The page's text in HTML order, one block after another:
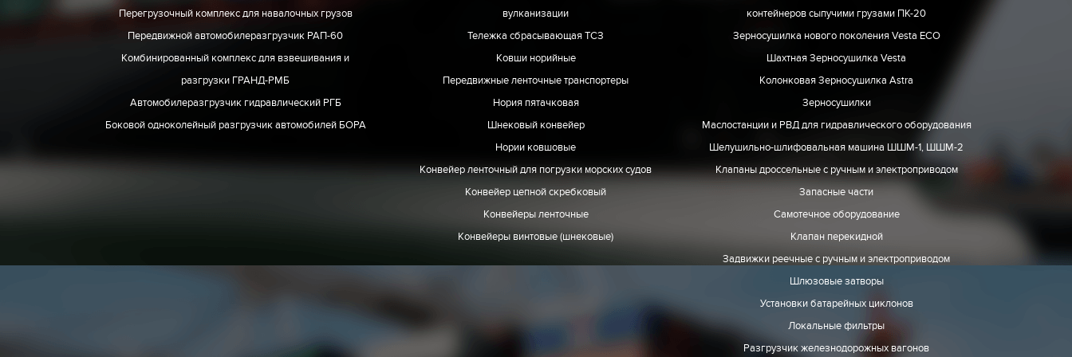
Перегрузочный комплекс для навалочных грузов
Передвижной автомобилеразгрузчик РАП-60
Комбинированный комплекс для взвешивания и
разгрузки ГРАНД-РМБ
Автомобилеразгрузчик гидравлический РГБ
Боковой одноколейный разгрузчик автомобилей БОРА
вулканизации
Тележка сбрасывающая ТСЗ
Ковши норийные
Передвижные ленточные транспортеры
Нория пятачковая
Шнековый конвейер
Нории ковшовые
Конвейер ленточный для погрузки морских судов
Конвейер цепной скребковый
Конвейеры ленточные
Конвейеры винтовые (шнековые)
контейнеров сыпучими грузами ПК-20
Зерносушилка нового поколения Vesta ECO
Шахтная Зерносушилка Vesta
Колонковая Зерносушилка Astra
Зерносушилки
Маслостанции и РВД для гидравлического оборудования
Шелушильно-шлифовальная машина ШШМ-1, ШШМ-2
Клапаны дроссельные с ручным и электроприводом
Запасные части
Самотечное оборудование
Клапан перекидной
Задвижки реечные с ручным и электроприводом
Шлюзовые затворы
Установки батарейных циклонов
Локальные фильтры
Разгрузчик железнодорожных вагонов